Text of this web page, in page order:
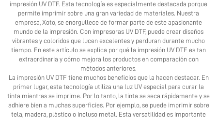
Servicio
Aplicación
Contáctanos
impresión UV DTF. Esta tecnología es especialmente destacada porque
permite imprimir sobre una gran variedad de materiales. Nuestra
empresa, Xoto, se enorgullece de formar parte de este apasionante
mundo de la impresión. Con impresoras UV DTF, puede crear diseños
vibrantes y coloridos que lucen excelentes y perduran durante mucho
tiempo. En este artículo se explica por qué la impresión UV DTF es tan
extraordinaria y cómo mejora los productos en comparación con
métodos anteriores.
La impresión UV DTF tiene muchos beneficios que la hacen destacar. En
primer lugar, esta tecnología utiliza una luz UV especial para curar la
tinta mientras se imprime. Por lo tanto, la tinta se seca rápidamente y se
adhiere bien a muchas superficies. Por ejemplo, se puede imprimir sobre
tela, madera, plástico o incluso metal. Esta versatilidad es importante